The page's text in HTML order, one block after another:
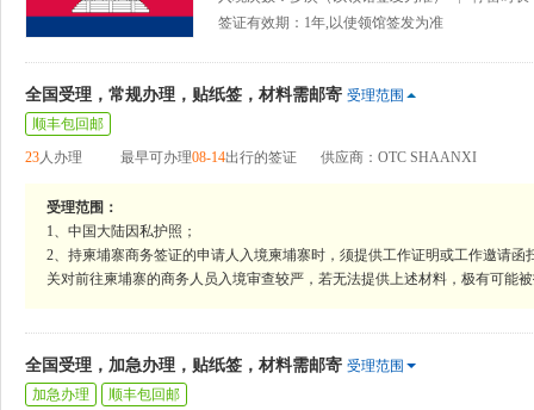
签证有效期：1年,以使领馆签发为准
全国受理，常规办理，贴纸签，材料需邮寄 受理范围
顺丰包回邮
23人办理 最早可办理08-14出行的签证 供应商：OTC SHAANXI
受理范围：
1、中国大陆因私护照；
2、持柬埔寨商务签证的申请人入境柬埔寨时，须提供工作证明或工作邀请
关对前往柬埔寨的商务人员入境审查较严，若无法提供上述材料，极有可能
全国受理，加急办理，贴纸签，材料需邮寄 受理范围
加急办理
顺丰包回邮